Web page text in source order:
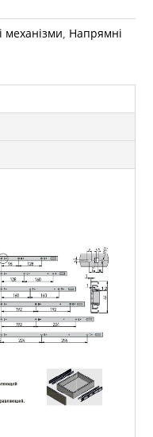
механізми, Напрямні